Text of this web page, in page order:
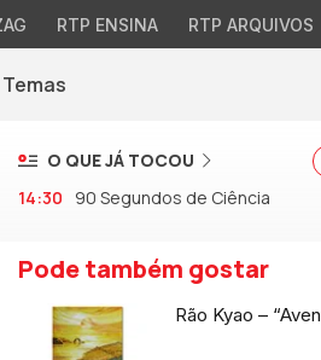
RTP ENSINA RTP ARQUIVOS
O QUE JÁ TOCOU
14:30
90 Segundos de Ciência
Pode também gostar
Rão Kyao –